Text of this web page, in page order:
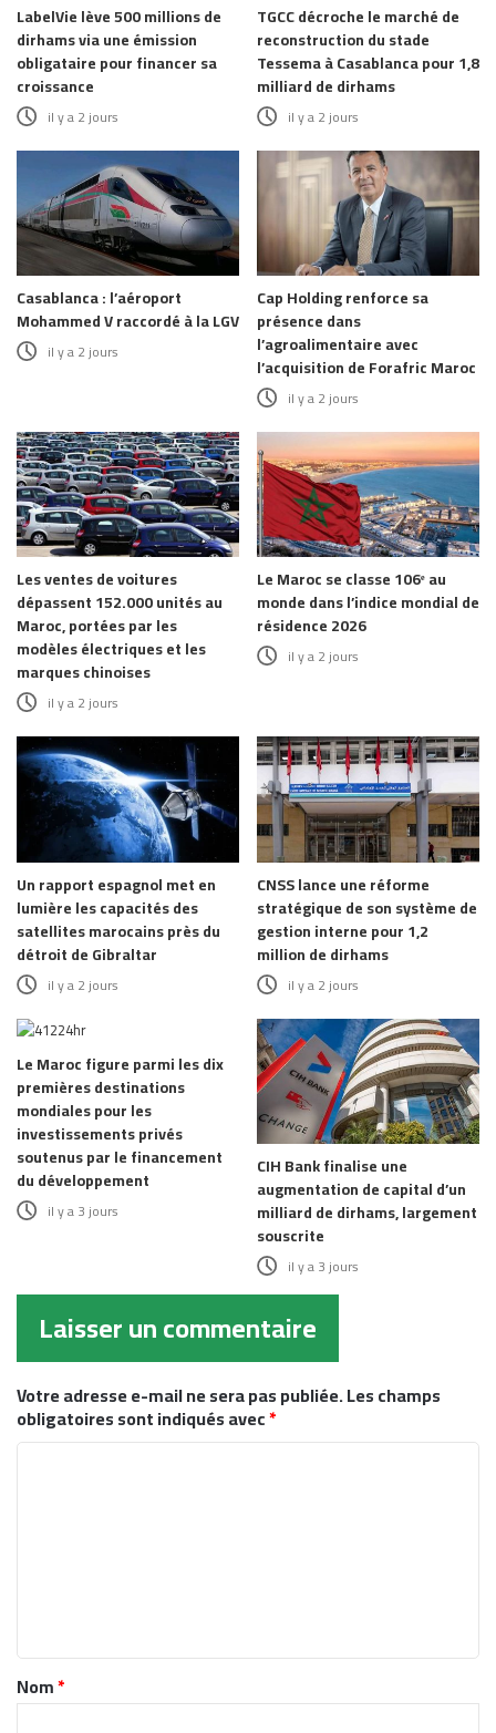
LabelVie lève 500 millions de
dirhams via une émission
obligataire pour financer sa
croissance
il y a 2 jours
TGCC décroche le marché de
reconstruction du stade
Tessema à Casablanca pour 1,8
milliard de dirhams
il y a 2 jours
Casablanca : l’aéroport
Mohammed V raccordé à la LGV
il y a 2 jours
Cap Holding renforce sa
présence dans
l’agroalimentaire avec
l’acquisition de Forafric Maroc
il y a 2 jours
Les ventes de voitures
dépassent 152.000 unités au
Maroc, portées par les
modèles électriques et les
marques chinoises
il y a 2 jours
Le Maroc se classe 106ᵉ au
monde dans l’indice mondial de
résidence 2026
il y a 2 jours
Un rapport espagnol met en
lumière les capacités des
satellites marocains près du
détroit de Gibraltar
il y a 2 jours
CNSS lance une réforme
stratégique de son système de
gestion interne pour 1,2
million de dirhams
il y a 2 jours
Le Maroc figure parmi les dix
premières destinations
mondiales pour les
investissements privés
soutenus par le financement
du développement
il y a 3 jours
CIH Bank finalise une
augmentation de capital d’un
milliard de dirhams, largement
souscrite
il y a 3 jours
Laisser un commentaire
Votre adresse e-mail ne sera pas publiée.Les champs
obligatoires sont indiqués avec*
t
a
Nom*